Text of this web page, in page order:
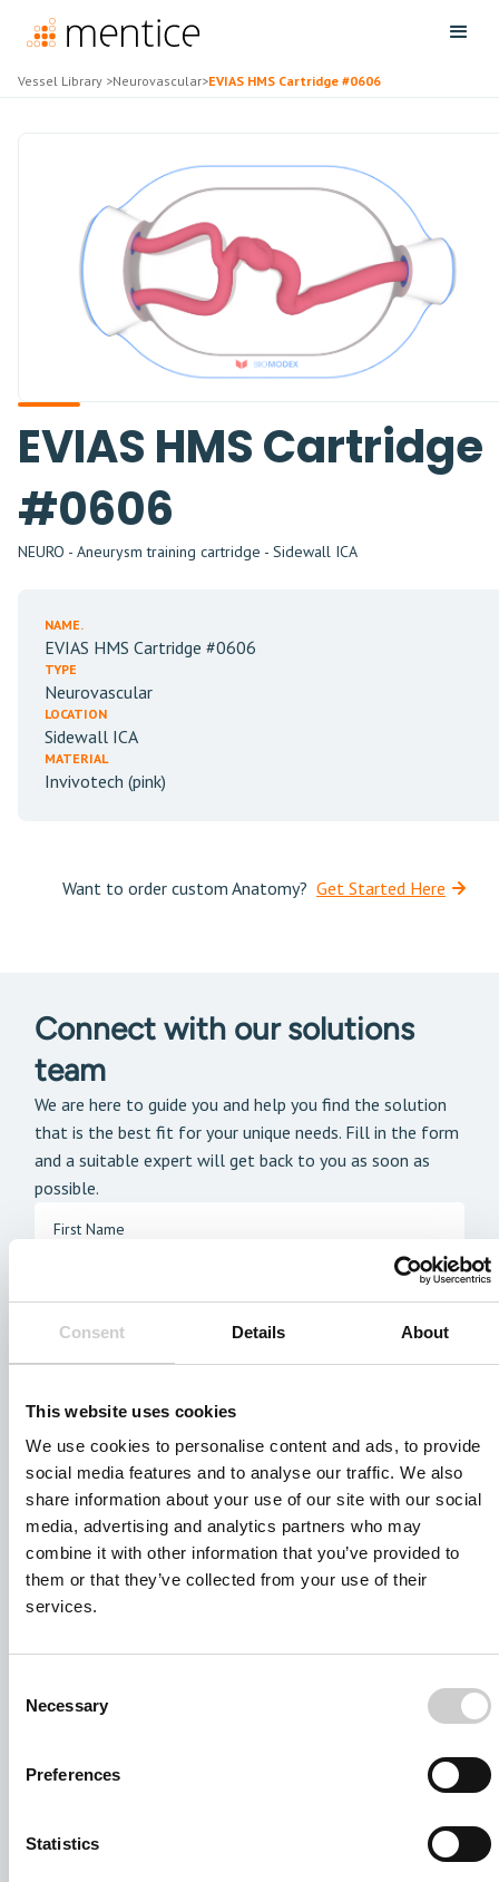
Consent Details About
This website uses cookies
We use cookies to personalise content and ads, to provide
social media features and to analyse our traffic. We also
share information about your use of our site with our social
media, advertising and analytics partners who may
combine it with other information that you’ve provided to
them or that they’ve collected from your use of their
services.
Selection
Necessary
Preferences
Statistics
Vessel Library >Neurovascular>EVIAS HMS Cartridge #0606
EVIAS HMS Cartridge
#0606
NEURO - Aneurysm training cartridge - Sidewall ICA
NAME.
EVIAS HMS Cartridge #0606
TYPE
Neurovascular
LOCATION
Sidewall ICA
MATERIAL
Invivotech (pink)
Want to order custom Anatomy? Get Started Here
Connect with our solutions
team
We are here to guide you and help you find the solution
that is the best fit for your unique needs. Fill in the form
and a suitable expert will get back to you as soon as
possible.
I agree to allow Mentice to store and process my personal
data. See our
for details or to opt-out at any